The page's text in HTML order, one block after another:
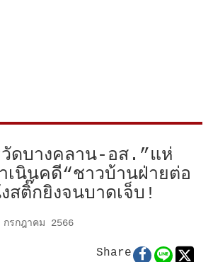
ดบางคลาน-อส.”แห่
เนินคดี“ชาวบ้านฝ่ายต่อ
สติ๊กยิงจนบาดเจ็บ!
กรกฎาคม 2566
Share